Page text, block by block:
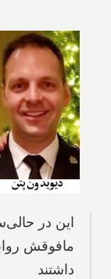
این در
مافوقش
داشتند